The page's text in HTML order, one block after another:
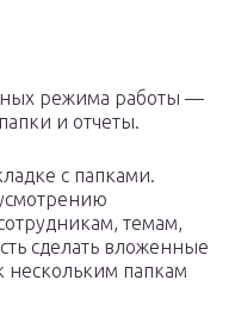
режима работы —
и отчеты.
с папками.
темам,
сделать вложенные
нескольким папкам